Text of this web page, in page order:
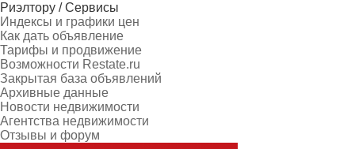
Риэлтору / Сервисы
Индексы и графики цен
Как дать объявление
Тарифы и продвижение
Возможности Restate.ru
Закрытая база объявлений
Архивные данные
Новости недвижимости
Агентства недвижимости
Отзывы и форум